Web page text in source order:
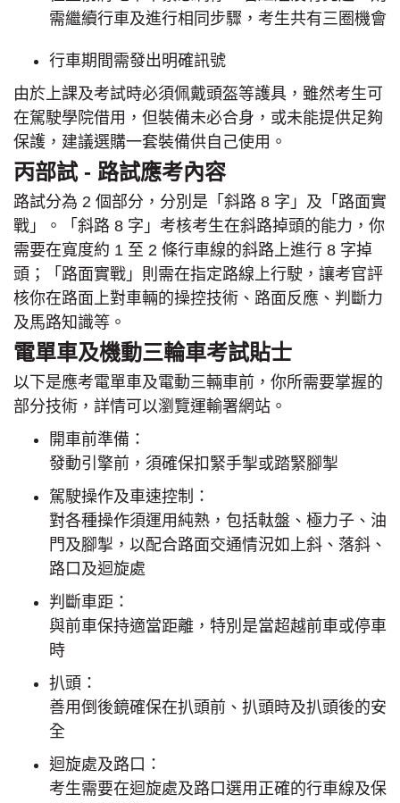
需繼續行車及進行相同步驟，考生共有三圈機會
行車期間需發出明確訊號
由於上課及考試時必須佩戴頭盔等護具，雖然考生可
在駕駛學院借用，但裝備未必合身，或未能提供足夠
保護，建議選購一套裝備供自己使用。
丙部試 - 路試應考內容
路試分為 2 個部分，分別是「斜路 8 字」及「路面實
戰」。「斜路 8 字」考核考生在斜路掉頭的能力，你
需要在寬度約 1 至 2 條行車線的斜路上進行 8 字掉
頭；「路面實戰」則需在指定路線上行駛，讓考官評
核你在路面上對車輛的操控技術、路面反應、判斷力
及馬路知識等。
電單車及機動三輪車考試貼士
以下是應考電單車及電動三輛車前，你所需要掌握的
部分技術，詳情可以瀏覽運輸署網站。
開車前準備：
發動引擎前，須確保扣緊手掣或踏緊腳掣
駕駛操作及車速控制：
對各種操作須運用純熟，包括軚盤、極力子、油
門及腳掣，以配合路面交通情況如上斜、落斜、
路口及迴旋處
判斷車距：
與前車保持適當距離，特別是當超越前車或停車
時
扒頭：
善用倒後鏡確保在扒頭前、扒頭時及扒頭後的安
全
迴旋處及路口：
考生需要在迴旋處及路口選用正確的行車線及保